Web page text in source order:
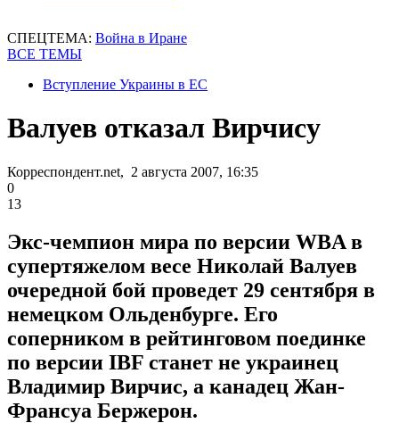
СПЕЦТЕМА: Война в Иране
ВСЕ ТЕМЫ
Вступление Украины в ЕС
Валуев отказал Вирчису
Корреспондент.net, 2 августа 2007, 16:35
0
13
Экс-чемпион мира по версии WBA в
супертяжелом весе Николай Валуев
очередной бой проведет 29 сентября в
немецком Ольденбурге. Его
соперником в рейтинговом поединке
по версии IBF станет не украинец
Владимир Вирчис, а канадец Жан-
Франсуа Бержерон.